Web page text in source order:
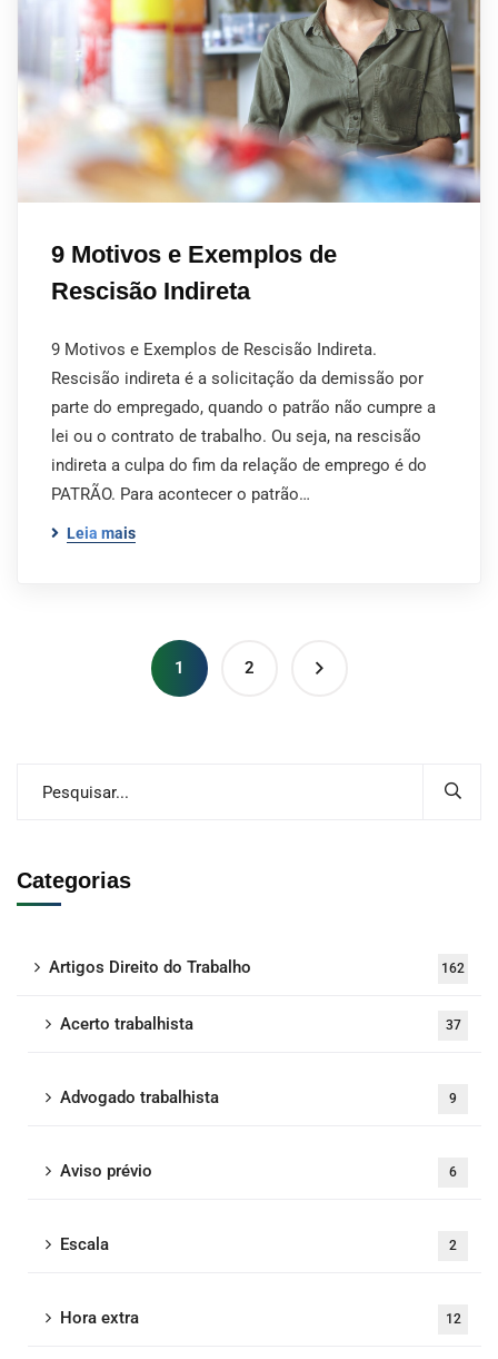
9 Motivos e Exemplos de
Rescisão Indireta
9 Motivos e Exemplos de Rescisão Indireta.
Rescisão indireta é a solicitação da demissão por
parte do empregado, quando o patrão não cumpre a
lei ou o contrato de trabalho. Ou seja, na rescisão
indireta a culpa do fim da relação de emprego é do
PATRÃO. Para acontecer o patrão…
Leia mais
1 2
Categorias
Artigos Direito do Trabalho 162
Acerto trabalhista 37
Advogado trabalhista 9
Aviso prévio 6
Escala 2
Hora extra 12